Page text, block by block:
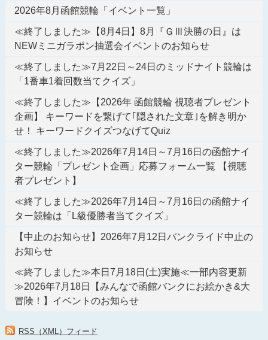
2026年8月函館競輪「イベント一覧」
≪終了しました≫【8月4日】8月『ＧⅢ決勝の日』は
NEWミニガラポン抽選会イベントのお知らせ
≪終了しました≫7月22日～24日のミッドナイト競輪は
「1番車1着回数当てクイズ」
≪終了しました≫【2026年 函館競輪 視聴者プレゼント
企画】 キーワードを繋げて｢隠された文章｣を解き明か
せ！ キーワードクイズつなげてQuiz
≪終了しました≫2026年7月14日～7月16日の函館ナイ
ター競輪「プレゼント企画」応募フォーム一覧 【視聴
者プレゼント】
≪終了しました≫2026年7月14日～7月16日の函館ナイ
ター競輪は「L級優勝者当てクイズ」
【中止のお知らせ】2026年7月12日バンクライド中止の
お知らせ
≪終了しました≫本日7月18日(土)実施≪一部内容更新
≫2026年7月18日【みんなで函館バンクにお絵かき&大
冒険！】イベントのお知らせ
RSS（XML）フィード